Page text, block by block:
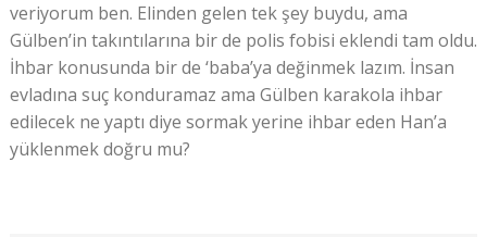
veriyorum ben. Elinden gelen tek şey buydu, ama
Gülben’in takıntılarına bir de polis fobisi eklendi tam oldu.
İhbar konusunda bir de ‘baba’ya değinmek lazım. İnsan
evladına suç konduramaz ama Gülben karakola ihbar
edilecek ne yaptı diye sormak yerine ihbar eden Han’a
yüklenmek doğru mu?